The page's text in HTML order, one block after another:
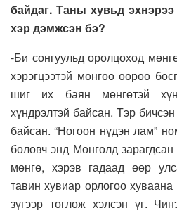
байдаг. Таны хувьд
хэр дэмжсэн бэ?
-Би сонгуульд оролцоход
хэрэгцээтэй мөнгөө өөрөө
шиг их баян мөнгөтэй
хүндрэлтэй байсан. Тэр
байсан. “Ногоон нүдэн лам”
боловч энд Монголд
мөнгө, хэрэв гадаад өөр
тавин хувиар орлогоо
зүгээр тоглож хэлсэн үг.